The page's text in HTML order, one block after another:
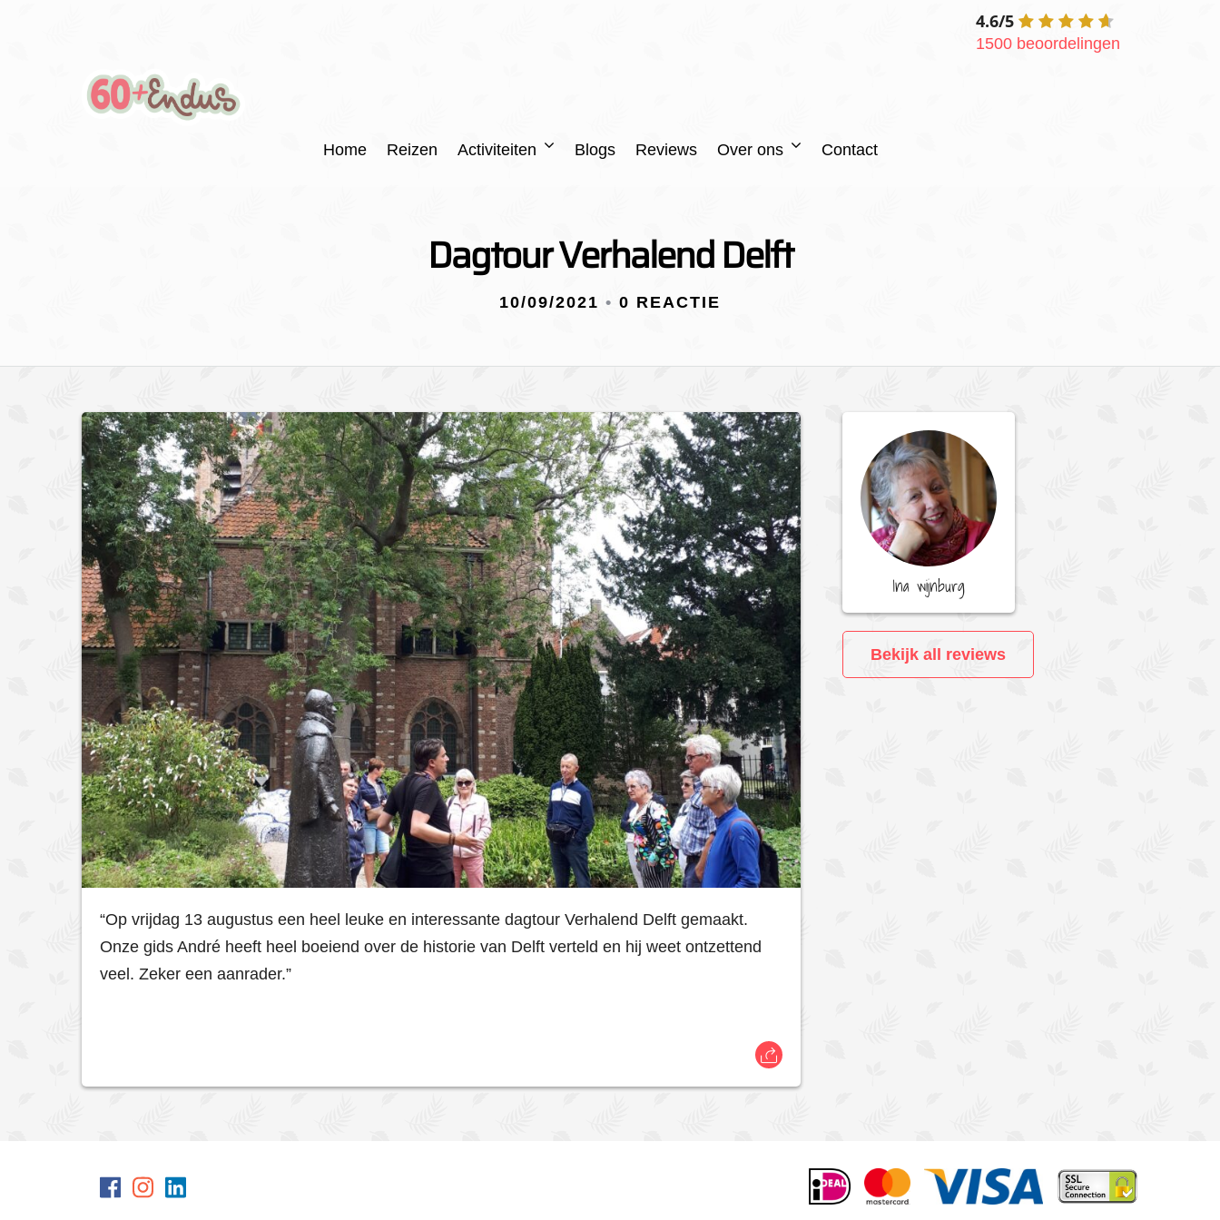
4.6/5
1500 beoordelingen
Home Reizen Activiteiten Blogs Reviews Over ons Contact
Dagtour Verhalend Delft
10/09/2021 • 0 REACTIE
“Op vrijdag 13 augustus een heel leuke en interessante dagtour Verhalend Delft gemaakt.
Onze gids André heeft heel boeiend over de historie van Delft verteld en hij weet ontzettend
veel. Zeker een aanrader.”
Ina wijnburg
Bekijk all reviews